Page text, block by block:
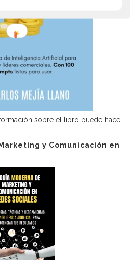
sobre el libro puede hace
y Comunicación en